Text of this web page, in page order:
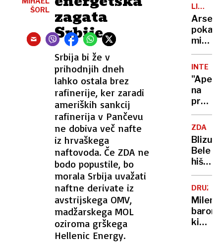
zagata
Srbije
Srbija bi že v
prihodnjih dneh
lahko ostala brez
rafinerije, ker zaradi
ameriških sankcij
rafinerija v Pančevu
ne dobiva več nafte
iz hrvaškega
naftovoda. Če ZDA ne
bodo popustile, bo
morala Srbija uvažati
naftne derivate iz
avstrijskega OMV,
madžarskega MOL
oziroma grškega
Hellenic Energy.
ŠORL
kuhinja
na
gradu
LIGA
mišice
proti
ugnal
Inter
na
naj
pred
zakona
resno
ZDA
Blizu
Bele
hiše
garde
DRUŽBA
ki